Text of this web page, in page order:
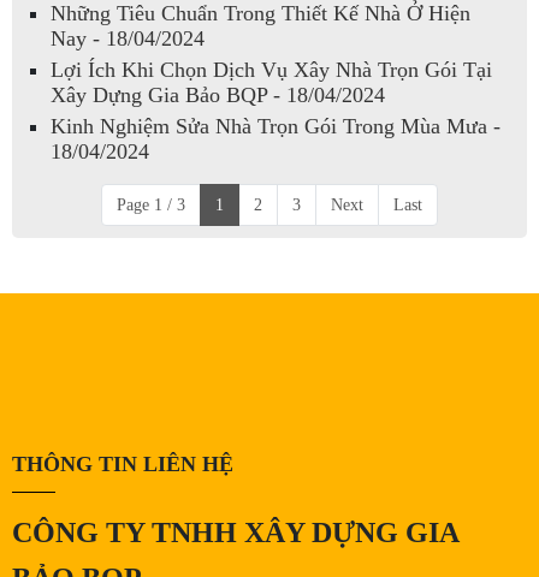
Những Tiêu Chuẩn Trong Thiết Kế Nhà Ở Hiện
Nay - 18/04/2024
Lợi Ích Khi Chọn Dịch Vụ Xây Nhà Trọn Gói Tại
Xây Dựng Gia Bảo BQP - 18/04/2024
Kinh Nghiệm Sửa Nhà Trọn Gói Trong Mùa Mưa -
18/04/2024
Page 1 / 3 1 2 3 Next Last
THÔNG TIN LIÊN HỆ
CÔNG TY TNHH XÂY DỰNG GIA